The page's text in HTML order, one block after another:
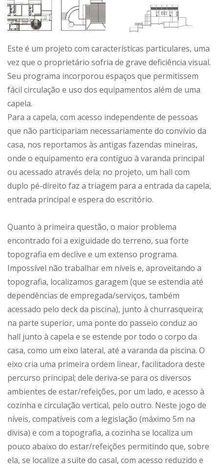
Este é um projeto com características particulares, uma
vez que o proprietário sofria de grave deficiência visual.
Seu programa incorporou espaços que permitissem
fácil circulação e uso dos equipamentos além de uma
capela.
Para a capela, com acesso independente de pessoas
que não participariam necessariamente do convívio da
casa, nos reportamos às antigas fazendas mineiras,
onde o equipamento era contíguo à varanda principal
ou acessado através dela; no projeto, um hall com
duplo pé-direito faz a triagem para a entrada da capela,
entrada principal e espera do escritório.
Quanto à primeira questão, o maior problema
encontrado foi a exiguidade do terreno, sua forte
topografia em declive e um extenso programa.
Impossível não trabalhar em níveis e, aproveitando a
topografia, localizamos garagem (que se estendia até
dependências de empregada/serviços, também
acessado pelo deck da piscina), junto à churrasqueira;
na parte superior, uma ponte do passeio conduz ao
hall junto à capela e se estende por todo o corpo da
casa, como um eixo lateral, até a varanda da piscina. O
eixo cria uma primeira ordem linear, facilitadora deste
percurso principal; dele deriva-se para os diversos
ambientes de estar/refeições, por um lado, e acesso à
cozinha e circulação vertical, pelo outro. Neste jogo de
níveis, compatíveis com a legislação (máximo 5m na
divisa) e com a topografia, a cozinha se localiza um
pouco abaixo do estar/refeições permitindo que, sobre
ela, se localize a suite do casal, com acesso reduzido e